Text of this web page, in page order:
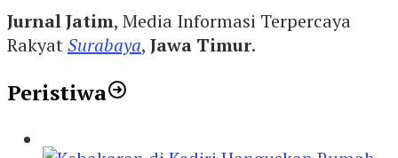
Jurnal Jatim, Media Informasi Terpercaya
RakyatSurabaya, Jawa Timur.
Peristiwa